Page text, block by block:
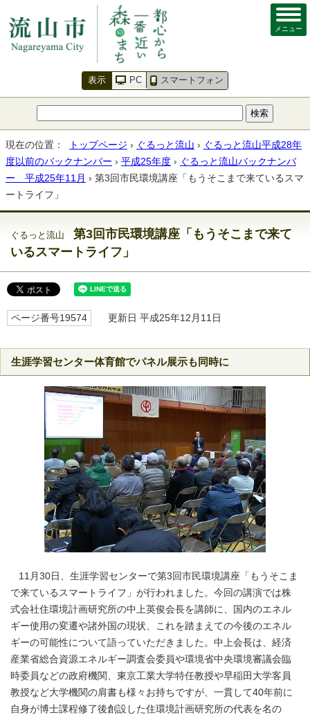
表示 PC スマートフォン
メニュー
現在の位置： トップページ › ぐるっと流山 › ぐるっと流山平成28年
度以前のバックナンバー › 平成25年度 › ぐるっと流山バックナンバ
ー 平成25年11月 › 第3回市民環境講座「もうそこまで来ているスマ
ートライフ」
ぐるっと流山 第3回市民環境講座「もうそこまで来て
いるスマートライフ」
ページ番号19574 更新日 平成25年12月11日
生涯学習センター体育館でパネル展示も同時に
11月30日、生涯学習センターで第3回市民環境講座「もうそこま
で来ているスマートライフ」が行われました。今回の講演では株
式会社住環境計画研究所の中上英俊会長を講師に、国内のエネル
ギー使用の変遷や諸外国の現状、これを踏まえての今後のエネル
ギーの可能性について語っていただきました。中上会長は、経済
産業省総合資源エネルギー調査会委員や環境省中央環境審議会臨
時委員などの政府機関、東京工業大学特任教授や早稲田大学客員
教授など大学機関の肩書も様々お持ちですが、一貫して40年前に
自身が博士課程修了後創設した住環境計画研究所の代表を名の